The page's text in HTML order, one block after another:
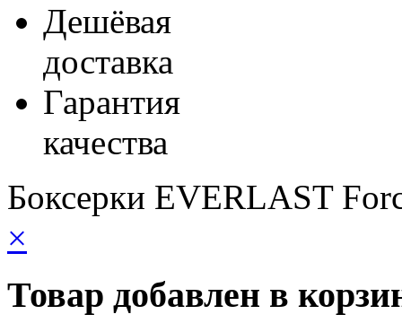
Дешёвая
доставка
Гарантия
качества
Боксерки EVERLAST
×
Товар добавлен в